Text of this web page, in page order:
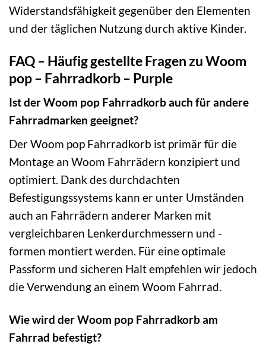
Widerstandsfähigkeit gegenüber den Elementen
und der täglichen Nutzung durch aktive Kinder.
FAQ – Häufig gestellte Fragen zu Woom
pop – Fahrradkorb – Purple
Ist der Woom pop Fahrradkorb auch für andere
Fahrradmarken geeignet?
Der Woom pop Fahrradkorb ist primär für die
Montage an Woom Fahrrädern konzipiert und
optimiert. Dank des durchdachten
Befestigungssystems kann er unter Umständen
auch an Fahrrädern anderer Marken mit
vergleichbaren Lenkerdurchmessern und -
formen montiert werden. Für eine optimale
Passform und sicheren Halt empfehlen wir jedoch
die Verwendung an einem Woom Fahrrad.
Wie wird der Woom pop Fahrradkorb am
Fahrrad befestigt?